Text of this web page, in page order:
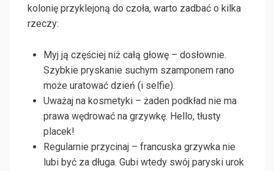
kolonię przyklejoną do czoła, warto zadbać o kilka
rzeczy:
Myj ją częściej niż całą głowę – dosłownie.
Szybkie pryskanie suchym szamponem rano
może uratować dzień (i selfie).
Uważaj na kosmetyki – żaden podkład nie ma
prawa wędrować na grzywkę. Hello, tłusty
placek!
Regularnie przycinaj – francuska grzywka nie
lubi być za długa. Gubi wtedy swój paryski urok